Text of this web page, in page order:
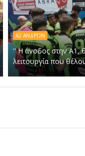
Α2 ΑΝΔΡΏΝ
'' Η άνοδος στην Α1,
λειτουργία που